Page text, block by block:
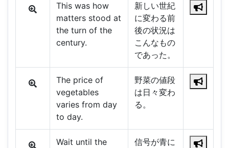
This was how
matters stood at
the turn of the
century.
新しい世紀
に変わる前
後の状況は
こんなもの
であった。
The price of
vegetables
varies from day
to day.
野菜の値段
は日々変わ
る。
Wait until the
信号が青に